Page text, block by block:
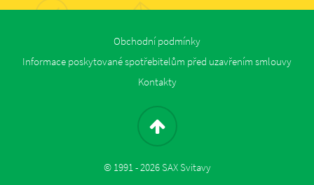
Obchodní podmínky
Informace poskytované spotřebitelům před uzavřením smlouvy
Kontakty
© 1991 - 2026 SAX Svitavy